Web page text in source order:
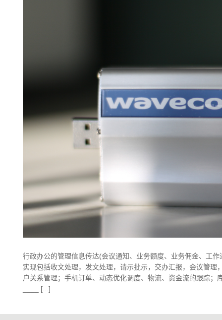
行政办公的管理信息传达(会议通知、业务额度、业务佣金、工
实现包括收文处理，发文处理，请示批示，交办汇报，会议管
户关系管理；手机订单、动态优化调度、物流、资金流的跟踪
____ [...]